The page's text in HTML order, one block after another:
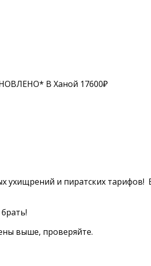
В Ханой 17600₽
ухищрений и пиратских тарифов!
выше, проверяйте.